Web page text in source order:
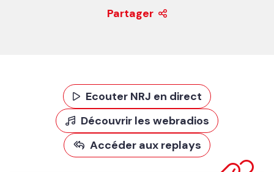
Partager
Ecouter NRJ en direct
Découvrir les webradios
Accéder aux replays